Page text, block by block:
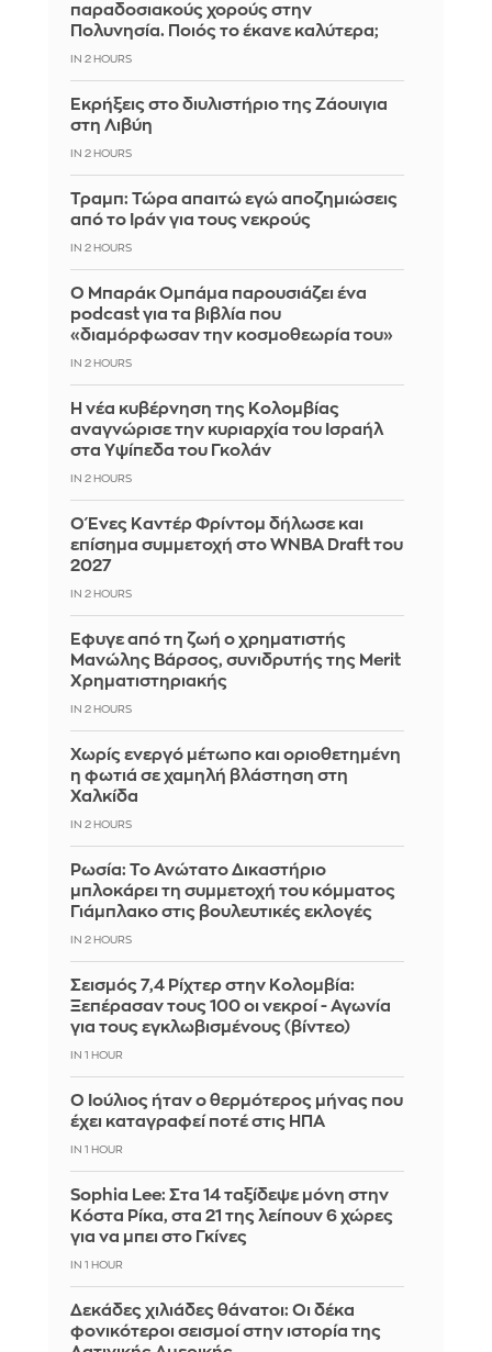
παραδοσιακούς χορούς στην
Πολυνησία. Ποιός το έκανε καλύτερα;
IN 2 HOURS
Εκρήξεις στο διυλιστήριο της Ζάουιγια
στη Λιβύη
IN 2 HOURS
Τραμπ: Τώρα απαιτώ εγώ αποζημιώσεις
από το Ιράν για τους νεκρούς
IN 2 HOURS
Ο Μπαράκ Ομπάμα παρουσιάζει ένα
podcast για τα βιβλία που
«διαμόρφωσαν την κοσμοθεωρία του»
IN 2 HOURS
Η νέα κυβέρνηση της Κολομβίας
αναγνώρισε την κυριαρχία του Ισραήλ
στα Υψίπεδα του Γκολάν
IN 2 HOURS
Ο Ένες Καντέρ Φρίντομ δήλωσε και
επίσημα συμμετοχή στο WNBA Draft του
2027
IN 2 HOURS
Έφυγε από τη ζωή ο χρηματιστής
Μανώλης Βάρσος, συνιδρυτής της Merit
Χρηματιστηριακής
IN 2 HOURS
Χωρίς ενεργό μέτωπο και οριοθετημένη
η φωτιά σε χαμηλή βλάστηση στη
Χαλκίδα
IN 2 HOURS
Ρωσία: Το Ανώτατο Δικαστήριο
μπλοκάρει τη συμμετοχή του κόμματος
Γιάμπλακο στις βουλευτικές εκλογές
IN 1 HOUR
Σεισμός 7,4 Ρίχτερ στην Κολομβία:
Ξεπέρασαν τους 100 οι νεκροί - Αγωνία
για τους εγκλωβισμένους (βίντεο)
IN 1 HOUR
Ο Ιούλιος ήταν ο θερμότερος μήνας που
έχει καταγραφεί ποτέ στις ΗΠΑ
IN 1 HOUR
Sophia Lee: Στα 14 ταξίδεψε μόνη στην
Κόστα Ρίκα, στα 21 της λείπουν 6 χώρες
για να μπει στο Γκίνες
IN 1 HOUR
Δεκάδες χιλιάδες θάνατοι: Οι δέκα
φονικότεροι σεισμοί στην ιστορία της